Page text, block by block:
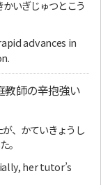
いぎじゅつとこう
advances in
教師の辛抱強い
、かていきょうし
。
her tutor’s